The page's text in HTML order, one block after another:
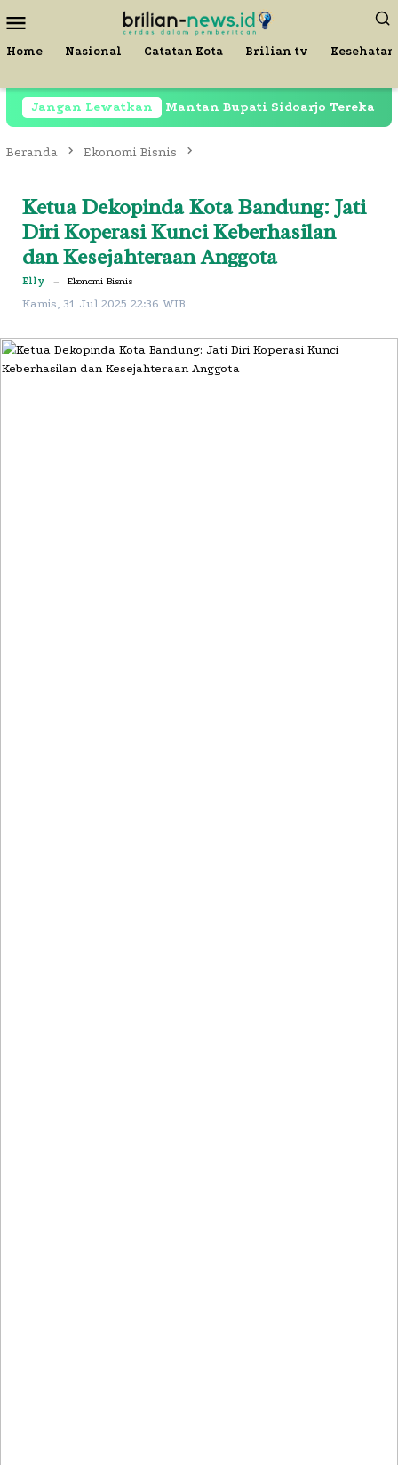
ke
kontenMobile
Home Nasional Catatan Kota Brilian tv Kesehatan
Jangan Lewatkan
Dipenjara, Mantan Bupati Sidoarjo Terekam di
Beranda Ekonomi Bisnis
Ketua Dekopinda Kota Bandung: Jati
Diri Koperasi Kunci Keberhasilan
dan Kesejahteraan Anggota
Elly – Ekonomi Bisnis
Kamis, 31 Jul 2025 22:36 WIB